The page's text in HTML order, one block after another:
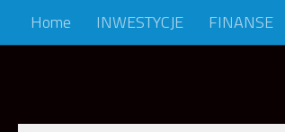
Skip to content
Home INWESTYCJE FINANSE